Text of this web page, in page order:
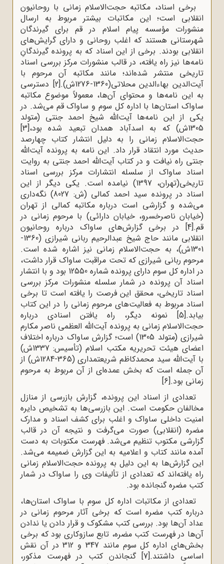
برخی اسناد، مکاتبه حجت‌الاسلام زمانی با روحانیون
انقلابی است؛ این مکاتبات بیشتر مربوط به ارسال
منشورات مؤسسه پیام اسلام در قم برای گیرندگان
شهرستانی هستند که اغلب روحانی و دارای گرایش‌های
انقلابی بودند. برخی از این اسناد که به پرونده گیرندگانِ
نامه‌ها نیز راه یافته، در قالب منشورات مرکز بررسی اسناد
تاریخی منتشر شده‌اند؛ مانند مکاتبه آن مرحوم با
آیت‌الدین بهاءالدین محلاتی(1360-1276ش).
[2]
دسترسی
به این نامه‌ها و محتوای آن‌ها، معمولاً موضوع مکاتبه
ساواک استان‌ها با اداره کل سوم و ساواک قم می‌شد. در
یکی از این نامه‌ها آیت‌الله شیخ احمد جنتی (متولد
1305ش) که به اسدآباد همدان تبعید شده بود،
[3]
حجت‌الاسلام زمانی را به دلیل انتشار کتاب چهارصد
حدیث مورد انتقاد قرار داد. این نامه به پرونده آیت‌الله
جنتی راه نیافت و در کتاب آیت‌الله احمد جنتی به روایت
اسناد ساواک از سلسله انتشارات مرکز بررسی اسناد
تاریخی‌(تهران، 1397) نیامده است. یکی دیگر از این
اسناد در پرونده سید احمد کمالی (ش: 8027) نگه‌داری
می‌شده و گزارشی است درباره مکاتبه کمالی از تهران‌
(خیابان ناصرخسرو، خیابان دارائی) با مرحوم زمانی در
قم.[4]
در برخی گزارش‌های ساواک درباره روحانیون
انقلابی مانند حاج شیخ عبدالرحیم ربانی شیرازی (1360-
1301ش)، به حجت‌الاسلام زمانی نیز اشاره شده است.
مرحوم ربانی شیرازی که تحت مراقبت ساواک قرار داشت،
در اداره کل سوم دارای پرونده شماره 12550 بود و با انتشار
اسناد آن پرونده در شمار سلسله منشورات مرکز بررسی
اسناد تاریخی، محقق این فرصت را یافته است تا برخی
اسناد مربوط به فعالیت‌های مرحوم زمانی را در این کتاب
بیابد.[5]
نمونه دیگر، راه یافتن اسنادی درباره
حجت‌الاسلام زمانی به پرونده آیت‌الله العظمی ناصر مکارم
شیرازی (متولد 1305) است؛ گزارش ساواک درباره اختلاف
اعضای هیئت تحریریه مکتب اسلام (تأسیس: 1337ش)
با آیت‌الله سید محمدکاظم شریعتمداری (365-1284ش) از
آن جمله است که بخش عمده‌ای از آن مربوط به مرحوم
زمانی بود.[6]
تعدادی از اسناد این پرونده، گزارش بازرسی از منازل
مخالفان حکومت است. این بازرسی‌ها به تشخیص دایره
امنیت داخلی ساواک و اغلب برای کشف اسناد و مدارک
مضره (انقلابی) صورت می‌گرفت و نتیجه آن در قالب
گزارشی مکتوب تنظیم می‌شد. فهرست مکتوبات به دست
آمده مانند کتاب و اعلامیه به این گزارش ضمیمه می‌شد.
این گزارش‌ها به این دلیل به پرونده حجت‌الاسلام زمانی
راه یافته‌اند که تعدادی از تألیفات وی را ساواک در شمار
کتب مضره گنجانده بود.
تعدادی از مکاتبات اداره کل سوم با ساواک استان‌ها،
درباره کتب مضره است که برخی آثار مرحوم زمانی در
عداد آن‌ها بود. بررسی کتب مشکوک و قرار دادن یا ندادن
آن‌ها در فهرست کتب مضره، تابع سازوکاری بود که برخی
بخش‌های اداره کل سوم مانند 347 و 312 در آن نقش
اساسی داشتند.[7]
گنجاندن کتب در فهرست مذکور،